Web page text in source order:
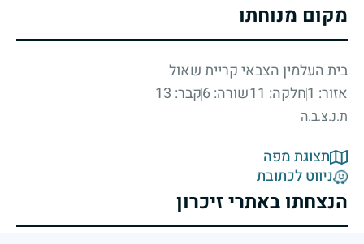
מקום מנוחתו
בית העלמין הצבאי קריית שאול
אזור: 1
חלקה: 11 שורה: 6 קבר: 13
ת.נ.צ.ב.ה
תצוגת מפה
ניווט לכתובת
הנצחתו באתרי זיכרון